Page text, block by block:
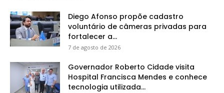
Diego Afonso propõe cadastro
voluntário de câmeras privadas para
fortalecer a...
7 de agosto de 2026
Governador Roberto Cidade visita
Hospital Francisca Mendes e conhece
tecnologia utilizada...